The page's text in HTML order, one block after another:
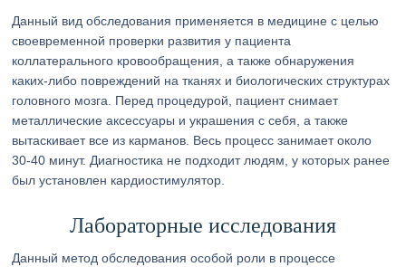
Данный вид обследования применяется в медицине с целью
своевременной проверки развития у пациента
коллатерального кровообращения, а также обнаружения
каких-либо повреждений на тканях и биологических структурах
головного мозга. Перед процедурой, пациент снимает
металлические аксессуары и украшения с себя, а также
вытаскивает все из карманов. Весь процесс занимает около
30-40 минут. Диагностика не подходит людям, у которых ранее
был установлен кардиостимулятор.
Лабораторные исследования
Данный метод обследования особой роли в процессе